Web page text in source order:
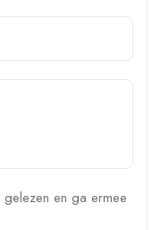
gelezen en ga ermee